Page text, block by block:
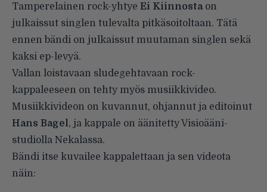
Tamperelainen rock-yhtye Ei Kiinnosta on
julkaissut singlen tulevalta pitkäsoitoltaan. Tätä
ennen bändi on julkaissut muutaman singlen sekä
kaksi ep-levyä.
Vallan loistavaan sludegehtavaan rock-
kappaleeseen on tehty myös musiikkivideo.
Musiikkivideon on kuvannut, ohjannut ja editoinut
Hans Bagel , ja kappale on äänitetty Visioääni-
studiolla Nekalassa.
Bändi itse kuvailee kappalettaan ja sen videota
näin: